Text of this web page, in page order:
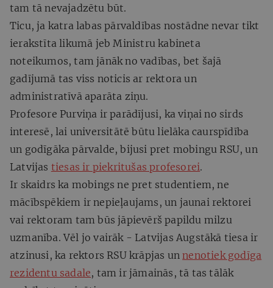
tam tā nevajadzētu būt.
Ticu, ja katra labas pārvaldības nostādne nevar tikt
ierakstīta likumā jeb Ministru kabineta
noteikumos, tam jānāk no vadības, bet šajā
gadījumā tas viss noticis ar rektora un
administratīvā aparāta ziņu.
Profesore Purviņa ir parādījusi, ka viņai no sirds
interesē, lai universitātē būtu lielāka caurspīdība
un godīgāka pārvalde, bijusi pret mobingu RSU, un
Latvijas tiesas ir piekritušas profesorei.
Ir skaidrs ka mobings ne pret studentiem, ne
mācībspēkiem ir nepieļaujams, un jaunai rektorei
vai rektoram tam būs jāpievērš papildu milzu
uzmanība. Vēl jo vairāk - Latvijas Augstākā tiesa ir
atzinusi, ka rektors RSU krāpjas unnenotiek godīga
rezidentu sadale, tam ir jāmainās, tā tas tālāk